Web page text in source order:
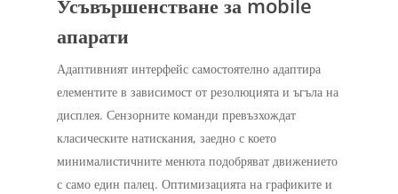
Усъвършенстване за mobile
апарати
Адаптивният интерфейс самостоятелно адаптира
елементите в зависимост от резолюцията и ъгъла на
дисплея. Сензорните команди превъзхождат
класическите натискания, заедно с което
минималистичните менюта подобряват движението
с само един палец. Оптимизацията на графиките и